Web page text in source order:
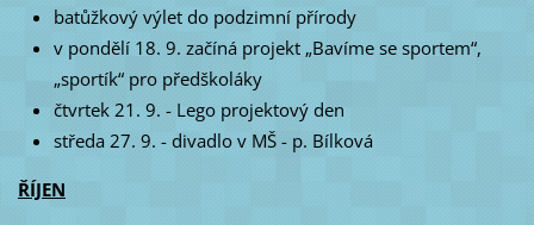
batůžkový výlet do podzimní přírody
v pondělí 18. 9. začíná projekt „Bavíme se sportem“,
„sportík“ pro předškoláky
čtvrtek 21. 9. - Lego projektový den
středa 27. 9. - divadlo v MŠ - p. Bílková
ŘÍJEN